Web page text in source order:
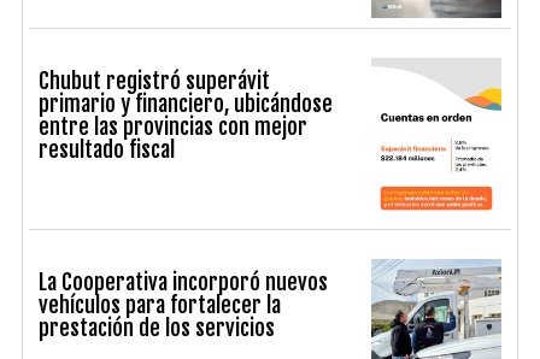
Chubut registró superávit
primario y financiero, ubicándose
entre las provincias con mejor
resultado fiscal
La Cooperativa incorporó nuevos
vehículos para fortalecer la
prestación de los servicios